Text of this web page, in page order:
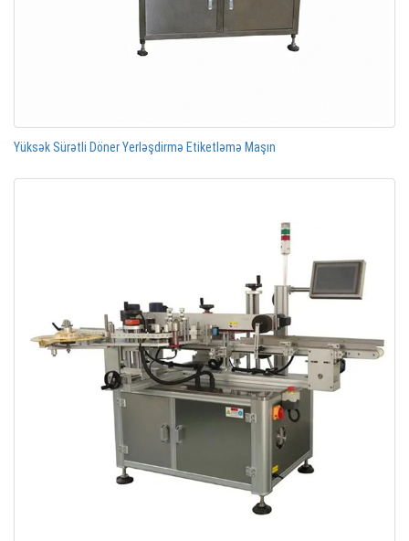
Yüksək Sürətli Döner Yerləşdirmə Etiketləmə Maşın